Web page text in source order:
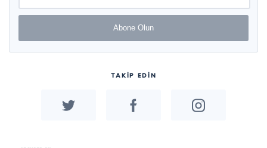
Abone Olun
TAKİP EDİN